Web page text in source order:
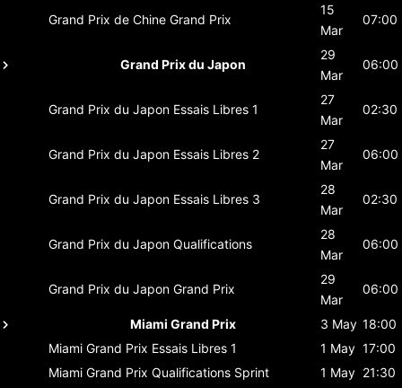
Grand Prix de Chine Grand Prix
15
Mar
07:00
Grand Prix du Japon
29
Mar
06:00
Grand Prix du Japon Essais Libres 1
27
Mar
02:30
Grand Prix du Japon Essais Libres 2
27
Mar
06:00
Grand Prix du Japon Essais Libres 3
28
Mar
02:30
Grand Prix du Japon Qualifications
28
Mar
06:00
Grand Prix du Japon Grand Prix
29
Mar
06:00
Miami Grand Prix 3 May 18:00
Miami Grand Prix Essais Libres 1 1 May 17:00
Miami Grand Prix Qualifications Sprint 1 May 21:30